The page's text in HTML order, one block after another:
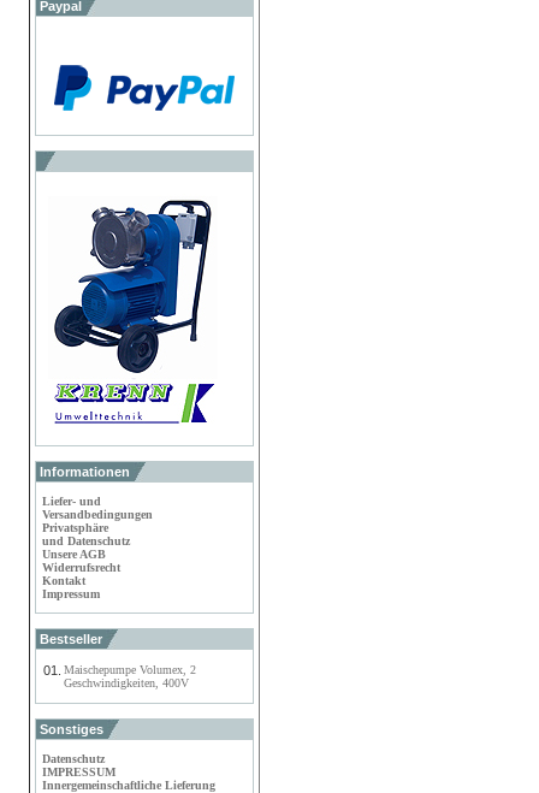
Paypal
Informationen
Liefer- und
Versandbedingungen
Privatsphäre
und Datenschutz
Unsere AGB
Widerrufsrecht
Kontakt
Impressum
Bestseller
01.
Maischepumpe Volumex, 2
Geschwindigkeiten, 400V
Sonstiges
Datenschutz
IMPRESSUM
Innergemeinschaftliche Lieferung